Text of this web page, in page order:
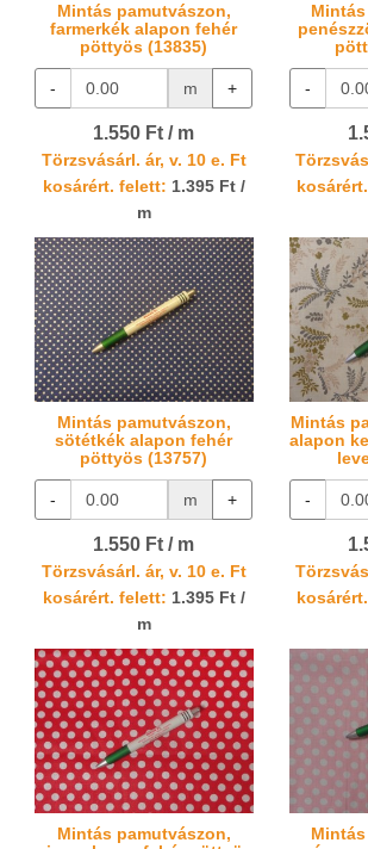
Mintás pamutvászon,
farmerkék alapon fehér
pöttyös (13835)
- m +
1.550 Ft / m
Törzsvásárl. ár, v. 10 e. Ft
kosárért. felett: 1.395 Ft /
m
-
Mintás pamutvászon,
sötétkék alapon fehér
pöttyös (13757)
- m +
1.550 Ft / m
Törzsvásárl. ár, v. 10 e. Ft
kosárért. felett: 1.395 Ft /
m
Mintás
alapon
-
Mintás pamutvászon,